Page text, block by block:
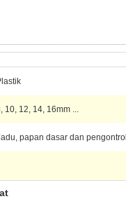
10, 12, 14, 16mm ...
papan dasar dan pengontrol